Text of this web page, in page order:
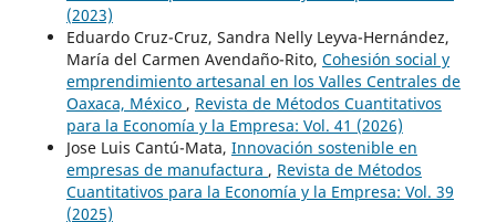
(2023)
Eduardo Cruz-Cruz, Sandra Nelly Leyva-Hernández,
María del Carmen Avendaño-Rito, Cohesión social y
emprendimiento artesanal en los Valles Centrales de
Oaxaca, México , Revista de Métodos Cuantitativos
para la Economía y la Empresa: Vol. 41 (2026)
Jose Luis Cantú-Mata, Innovación sostenible en
empresas de manufactura , Revista de Métodos
Cuantitativos para la Economía y la Empresa: Vol. 39
(2025)